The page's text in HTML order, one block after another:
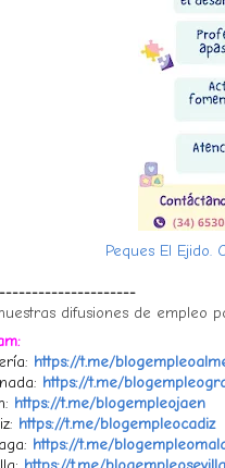
Peques El Ejido.
difusiones de empleo
https://t.me/
https://t.me/
https://t.me/blogempleojaen
https://t.me/blogempleocadiz
https://t.me/